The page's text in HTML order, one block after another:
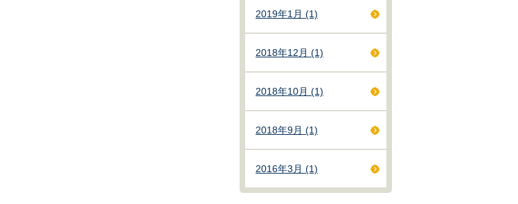
2019年1月 (1)
2018年12月 (1)
2018年10月 (1)
2018年9月 (1)
2016年3月 (1)